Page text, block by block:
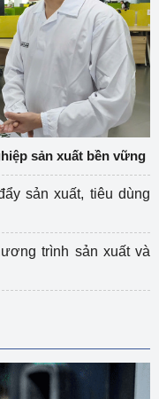
sản xuất bền vững
sản xuất, tiêu dùng
trình sản xuất và